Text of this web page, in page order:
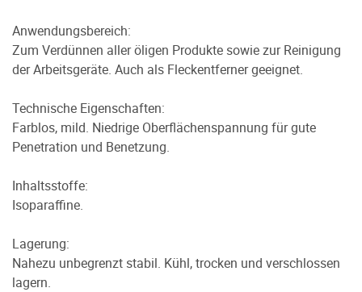
Anwendungsbereich:
Zum Verdünnen aller öligen Produkte sowie zur Reinigung
der Arbeitsgeräte. Auch als Fleckentferner geeignet.
Technische Eigenschaften:
Farblos, mild. Niedrige Oberflächenspannung für gute
Penetration und Benetzung.
Inhaltsstoffe:
Isoparaffine.
Lagerung:
Nahezu unbegrenzt stabil. Kühl, trocken und verschlossen
lagern.